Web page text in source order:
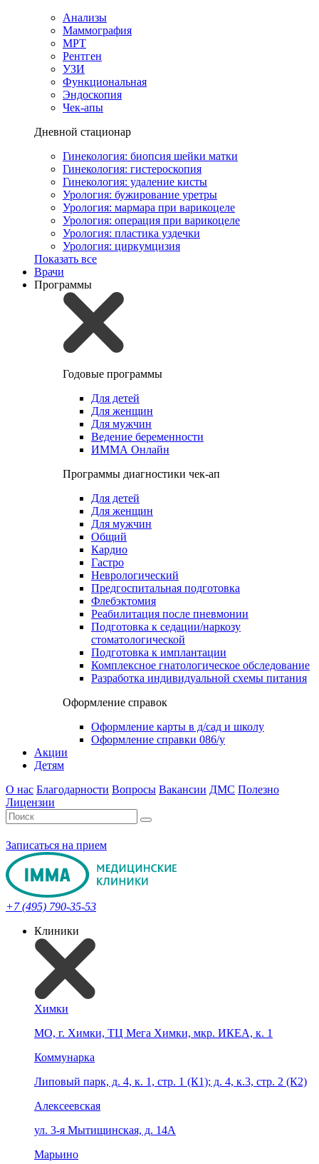
Анализы
Маммография
МРТ
Рентген
УЗИ
Функциональная
Эндоскопия
Чек-апы
Дневной стационар
Гинекология: биопсия шейки матки
Гинекология: гистероскопия
Гинекология: удаление кисты
Урология: бужирование уретры
Урология: мармара при варикоцеле
Урология: операция при варикоцеле
Урология: пластика уздечки
Урология: циркумцизия
Показать все
Врачи
Программы
Годовые программы
Для детей
Для женщин
Для мужчин
Ведение беременности
ИММА Онлайн
Программы диагностики чек-ап
Для детей
Для женщин
Для мужчин
Общий
Кардио
Гастро
Неврологический
Предгоспитальная подготовка
Флебэктомия
Реабилитация после пневмонии
Подготовка к седации/наркозу
стоматологической
Подготовка к имплантации
Комплексное гнатологическое обследование
Разработка индивидуальной схемы питания
Оформление справок
Оформление карты в д/сад и школу
Оформление справки 086/у
Акции
Детям
О нас Благодарности Вопросы Вакансии ДМС Полезно
Лицензии
Записаться на прием
+7 (495) 790-35-53
Клиники
Химки
МО, г. Химки, ТЦ Мега Химки, мкр. ИКЕА, к. 1
Коммунарка
Липовый парк, д. 4, к. 1, стр. 1 (К1); д. 4, к.3, стр. 2 (К2)
Алексеевская
ул. 3-я Мытищинская, д. 14А
Марьино